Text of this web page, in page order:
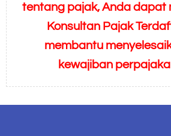
tentang pajak, Anda dapat
Konsultan Pajak
membantu
kewajiban